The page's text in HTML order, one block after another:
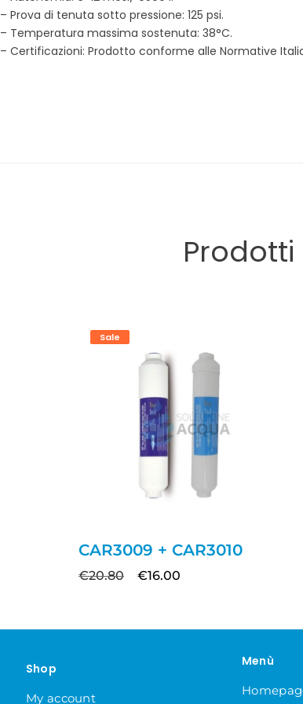
– Prova di tenuta sotto pressione: 125 psi.
– Temperatura massima sostenuta: 38°C.
– Certificazioni: Prodotto conforme alle Normative
Sale
CAR3009 + CAR3010
€20.80 €16.00
Shop
My account
Menù